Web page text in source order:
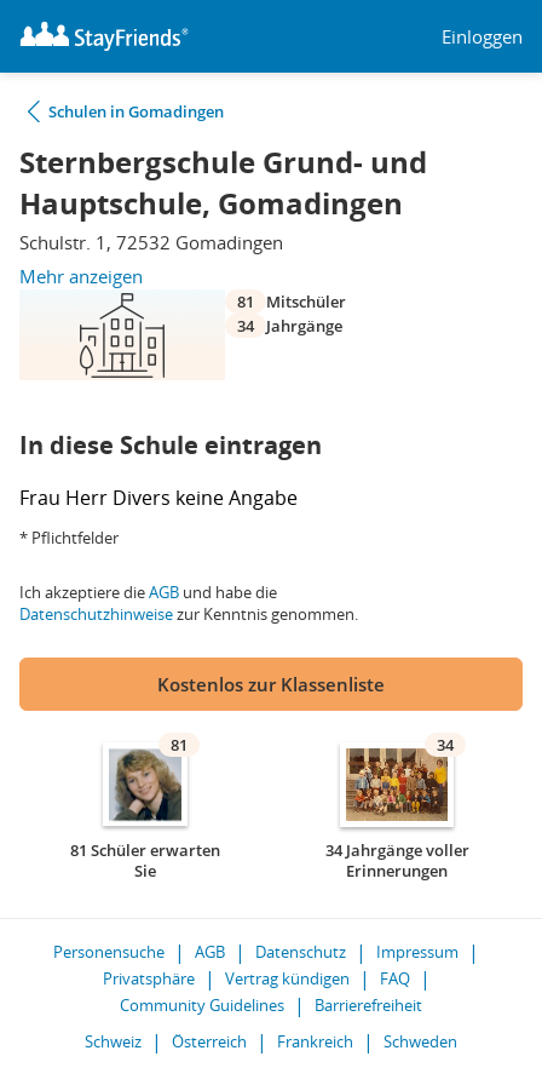
Einloggen
Schulen in Gomadingen
Sternbergschule Grund- und
Hauptschule, Gomadingen
Schulstr. 1, 72532 Gomadingen
Mehr anzeigen
81
Mitschüler
34
Jahrgänge
In diese Schule eintragen
Frau Herr Divers keine Angabe
* Pflichtfelder
Ich akzeptiere dieAGB und habe die
Datenschutzhinweisezur Kenntnis genommen.
Kostenlos zur Klassenliste
81
81 Schüler erwarten
Sie
34
34 Jahrgänge voller
Erinnerungen
Personensuche AGB Datenschutz
Impressum
Privatsphäre
Vertrag kündigen
FAQ
Community Guidelines
Barrierefreiheit
Schweiz
Österreich Frankreich Schweden